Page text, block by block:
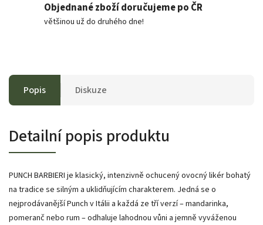
Objednané zboží doručujeme po ČR
většinou už do druhého dne!
Popis Diskuze
Detailní popis produktu
PUNCH BARBIERI je klasický, intenzivně ochucený ovocný likér bohatý
na tradice se silným a uklidňujícím charakterem. Jedná se o
nejprodávanější Punch v Itálii a každá ze tří verzí – mandarinka,
pomeranč nebo rum – odhaluje lahodnou vůni a jemně vyváženou